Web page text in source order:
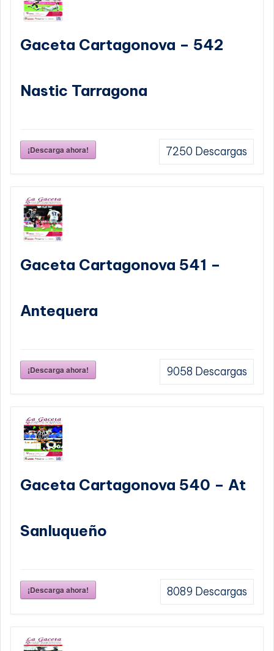
Gaceta Cartagonova – 542
Nastic Tarragona
¡Descarga ahora! 7250 Descargas
Gaceta Cartagonova 541 –
Antequera
¡Descarga ahora! 9058 Descargas
Gaceta Cartagonova 540 – At
Sanluqueño
¡Descarga ahora! 8089 Descargas